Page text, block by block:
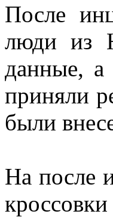
После
люди из
данные, а
приняли
были
На после